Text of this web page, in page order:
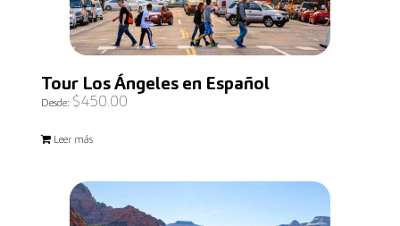
Tour Los Ángeles en Español
Desde: $450.00
Leer más